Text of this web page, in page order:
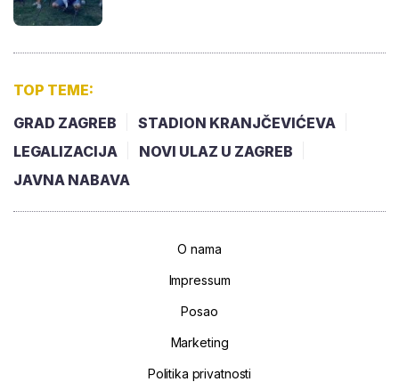
TOP TEME:
GRAD ZAGREB
STADION KRANJČEVIĆEVA
LEGALIZACIJA
NOVI ULAZ U ZAGREB
JAVNA NABAVA
O nama
Impressum
Posao
Marketing
Politika privatnosti